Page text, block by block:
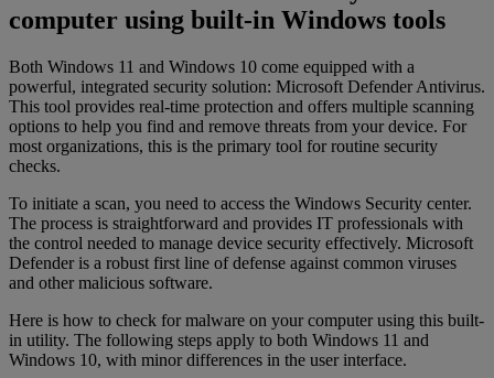
computer using built-in Windows tools
Both Windows 11 and Windows 10 come equipped with a
powerful, integrated security solution: Microsoft Defender Antivirus.
This tool provides real-time protection and offers multiple scanning
options to help you find and remove threats from your device. For
most organizations, this is the primary tool for routine security
checks.
To initiate a scan, you need to access the Windows Security center.
The process is straightforward and provides IT professionals with
the control needed to manage device security effectively. Microsoft
Defender is a robust first line of defense against common viruses
and other malicious software.
Here is how to check for malware on your computer using this built-
in utility. The following steps apply to both Windows 11 and
Windows 10, with minor differences in the user interface.